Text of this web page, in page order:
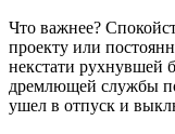
Что важнее?
проекту или
некстати рухнувшей
дремлющей службы
ушел в отпуск и